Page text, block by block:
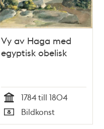
Vy av Haga med
egyptisk obelisk
Tid
1784 till 1804
Typ
Bildkonst